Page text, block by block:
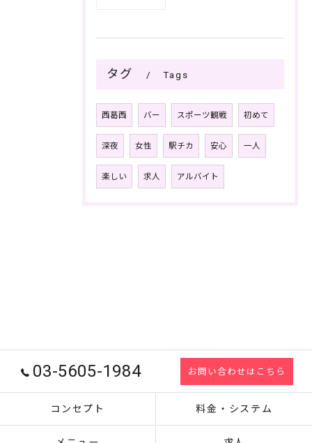
タグ Tags
西葛西 バー スポーツ観戦 初めて
深夜 女性 駅チカ 安心 一人
楽しい 求人 アルバイト
03-5605-1984 お問い合わせはこちら
コンセプト 料金・システム